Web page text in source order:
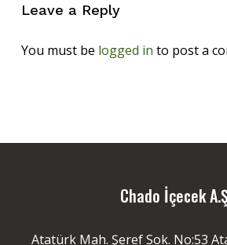
Leave a Reply
You must be logged in to post a
Chado İçecek
Atatürk Mah. Şeref Sok. No:53